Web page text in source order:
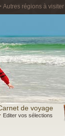
Autres régions à visiter
de voyage
Editer vos sélections